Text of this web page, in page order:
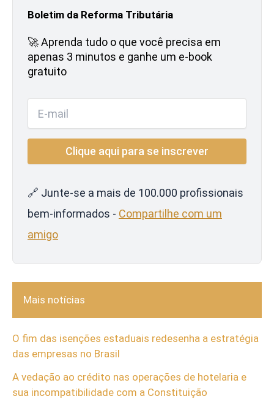
Boletim da Reforma Tributária
🚀 Aprenda tudo o que você precisa em
apenas 3 minutos e ganhe um e-book
gratuito
🔗 Junte-se a mais de 100.000 profissionais
bem-informados - Compartilhe com um
amigo
Mais notícias
O fim das isenções estaduais redesenha a estratégia
das empresas no Brasil
A vedação ao crédito nas operações de hotelaria e
sua incompatibilidade com a Constituição